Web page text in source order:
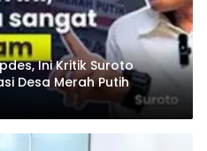
Ini Kritik Suroto
Desa Merah Putih